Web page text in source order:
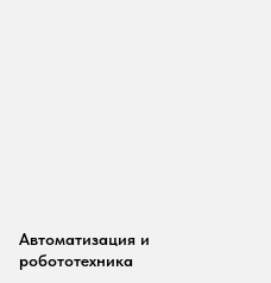
Автоматизация и
робототехника